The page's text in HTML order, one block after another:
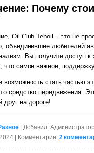
Почему
Oil Club Teboil – это не
объединившее любителей
Вы получите доступ
что самое важное,
возможность стать частью
средство передвижения.
на дороге!
| Добавил: Администратор
| Комментарии: 2